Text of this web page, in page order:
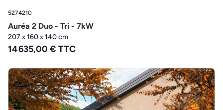
5274210
Auréa 2 Duo - Tri - 7kW
207 x 160 x 140 cm
14 635,00 € TTC